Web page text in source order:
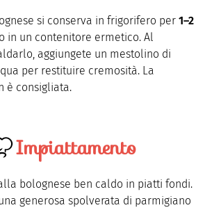
si conserva in frigorifero per 1–2
in un contenitore ermetico. Al
aggiungete un mestolino di
per restituire cremosità. La
è consigliata.
Impiattamento
bolognese ben caldo in piatti fondi.
generosa spolverata di parmigiano